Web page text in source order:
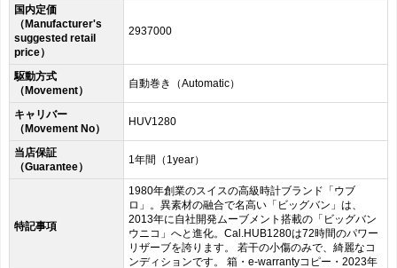
国内定価
（Manufacturer's
suggested retail
price）
2937000
駆動方式
（Movement）
自動巻き（Automatic）
キャリバー
（Movement No）
HUV1280
当店保証
（Guarantee）
1年間（1year）
特記事項
1980年創業のスイスの高級時計ブランド「ウブ
ロ」。異素材の融合で名高い「ビッグバン」は、
2013年に自社開発ムーブメント搭載の「ビッグバン
ウニコ」へと進化。Cal.HUB1280は72時間のパワー
リザーブを誇ります。 若干の小傷のみで、綺麗なコ
ンディションです。 箱・e-warrantyコピー・2023年